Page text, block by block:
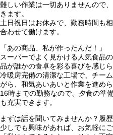
難しい作業は一切ありませんので
きます。
土日祝日はお休みで、勤務時間も
合わせて働けます。
「あの商品、私が作ったんだ！」
スーパーでよく見かける人気食品
品が誰かの食卓を彩る喜びを感じら
冷暖房完備の清潔な工場で、チー
がら、和気あいあいと作業を進めら
16時までの勤務なので、夕食の準
も充実できます。
まずは話を聞いてみませんか？履
少しでも興味があれば、お気軽にご